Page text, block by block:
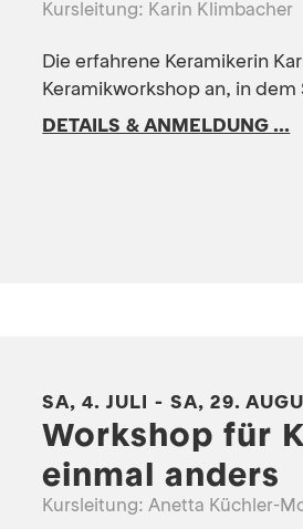
Kursleitung: Karin Klimbacher
Die erfahrene Keramikerin
Keramikworkshop an, in
DETAILS & ANMELDUNG ...
SA, 4. JULI - SA, 29.
Workshop für
einmal anders
Kursleitung: Anetta Küchler-